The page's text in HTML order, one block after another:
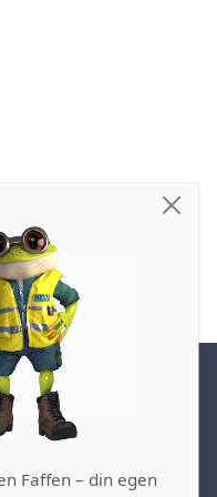
(NFFA)
Faffen – din egen